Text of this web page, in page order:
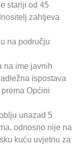
stariji od 45
zahtjeva
na području
na ime javnih
ispostava
Općini
unazad 5
odnosno nije na
kuću uvjetnu za